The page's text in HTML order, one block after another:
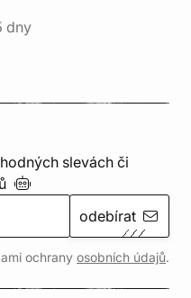
dny
slevách či
odebírat
ochrany osobních údajů.